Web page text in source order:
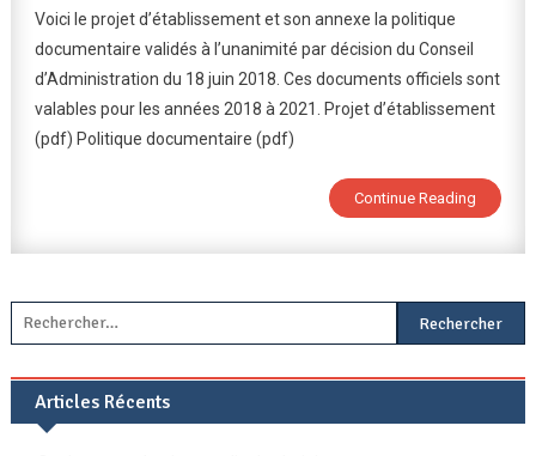
Et
Politique
Voici le projet d’établissement et son annexe la politique
documentaire validés à l’unanimité par décision du Conseil
d’Administration du 18 juin 2018. Ces documents officiels sont
valables pour les années 2018 à 2021. Projet d’établissement
(pdf) Politique documentaire (pdf)
Continue Reading
Rechercher :
Articles Récents